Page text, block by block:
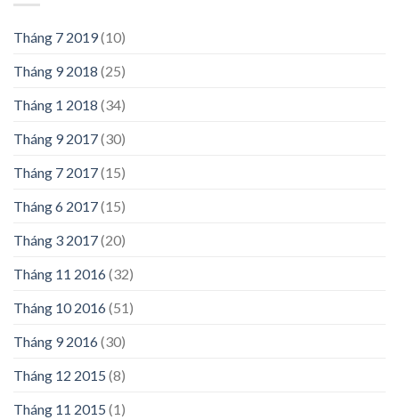
Tháng 7 2019(10)
Tháng 9 2018 (25)
Tháng 1 2018 (34)
Tháng 9 2017(30)
Tháng 7 2017(15)
Tháng 6 2017(15)
Tháng 3 2017(20)
Tháng 11 2016(32)
Tháng 10 2016(51)
Tháng 9 2016(30)
Tháng 12 2015 (8)
Tháng 11 2015 (1)